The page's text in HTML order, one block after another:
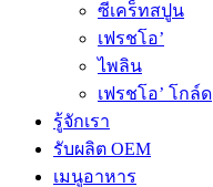
ซีเคร็ทสปูน
เฟรชโอ’
ไพลิน
เฟรชโอ’ โกล์ด
รู้จักเรา
รับผลิต OEM
เมนูอาหาร